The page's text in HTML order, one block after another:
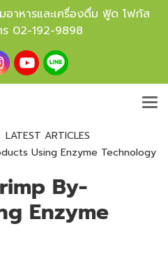
าหารและเครื่องดื่ม ฟู้ด โฟกัส
02-192-9898
LATEST ARTICLES
Using Enzyme Technology
By-
Enzyme